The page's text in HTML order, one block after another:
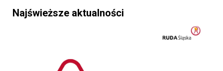
Najświeższe aktualności